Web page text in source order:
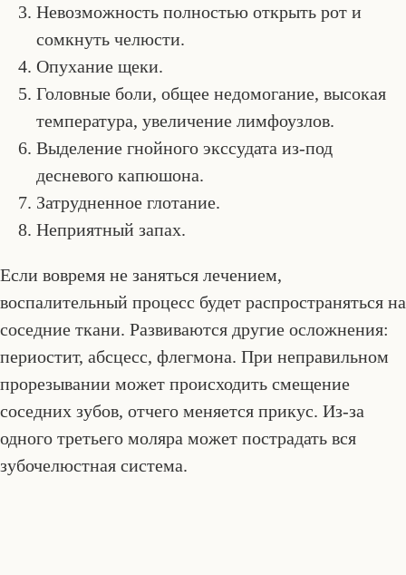
Невозможность полностью открыть рот и
сомкнуть челюсти.
Опухание щеки.
Головные боли, общее недомогание, высокая
температура, увеличение лимфоузлов.
Выделение гнойного экссудата из-под
десневого капюшона.
Затрудненное глотание.
Неприятный запах.
Если вовремя не заняться лечением,
воспалительный процесс будет распространяться на
соседние ткани. Развиваются другие осложнения:
периостит, абсцесс, флегмона. При неправильном
прорезывании может происходить смещение
соседних зубов, отчего меняется прикус. Из-за
одного третьего моляра может пострадать вся
зубочелюстная система.